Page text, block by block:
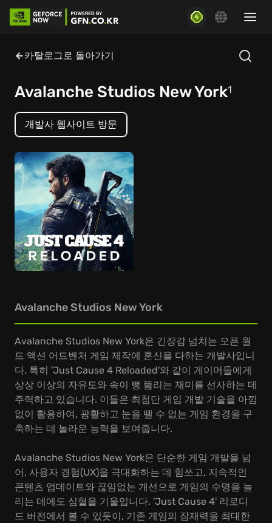
카탈로그로 돌아가기
Avalanche Studios New York1
개발사 웹사이트 방문
Avalanche Studios New York
Avalanche Studios New York은 긴장감 넘치는 오픈 월
드 액션 어드벤처 게임 제작에 혼신을 다하는 개발사입니
다. 특히 'Just Cause 4 Reloaded'와 같이 게이머들에게
상상 이상의 자유도와 속이 뻥 뚫리는 재미를 선사하는 데
주력하고 있습니다. 이들은 최첨단 게임 개발 기술을 아낌
없이 활용하여, 광활하고 눈을 뗄 수 없는 게임 환경을 구
축하는 데 놀라운 능력을 보여줍니다.
Avalanche Studios New York은 단순한 게임 개발을 넘
어, 사용자 경험(UX)을 극대화하는 데 힘쓰고, 지속적인
콘텐츠 업데이트와 끊임없는 개선으로 게임의 수명을 늘
리는 데에도 심혈을 기울입니다. 'Just Cause 4' 리로디
드 버전에서 볼 수 있듯이, 기존 게임의 잠재력을 최대한